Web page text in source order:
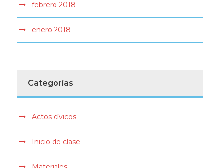
febrero 2018
enero 2018
Categorías
Actos cívicos
Inicio de clase